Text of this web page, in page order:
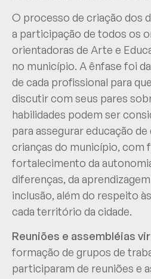
O processo de criação dos
a participação de todos os
orientadoras de Arte e
no município. A ênfase foi
de cada profissional para
discutir com seus pares
habilidades podem ser
para assegurar educação de
crianças do município, com
fortalecimento da
diferenças, da
inclusão, além do respeito
cada território da cidade.
Reuniões e assembléias
formação de grupos de
participaram de reuniões e